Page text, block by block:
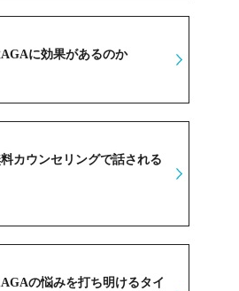
に効果があるのか
カウンセリングで話される
の悩みを打ち明けるタイ